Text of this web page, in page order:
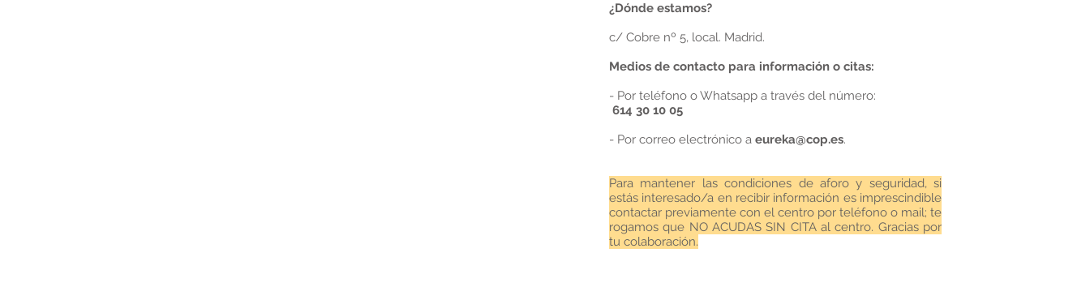
¿Dónde estamos?
c/ Cobre nº 5, local. Madrid.
Medios de contacto para información o citas:
- Por teléfono o Whatsapp a través del número:
614 30 10 05
- Por correo electrónico a eureka@cop.es.
Para mantener las condiciones de aforo y seguridad, si
estás interesado/a en recibir información es imprescindible
contactar previamente con el centro por teléfono o mail; te
rogamos que NO ACUDAS SIN CITA al centro. Gracias por
tu colaboración.